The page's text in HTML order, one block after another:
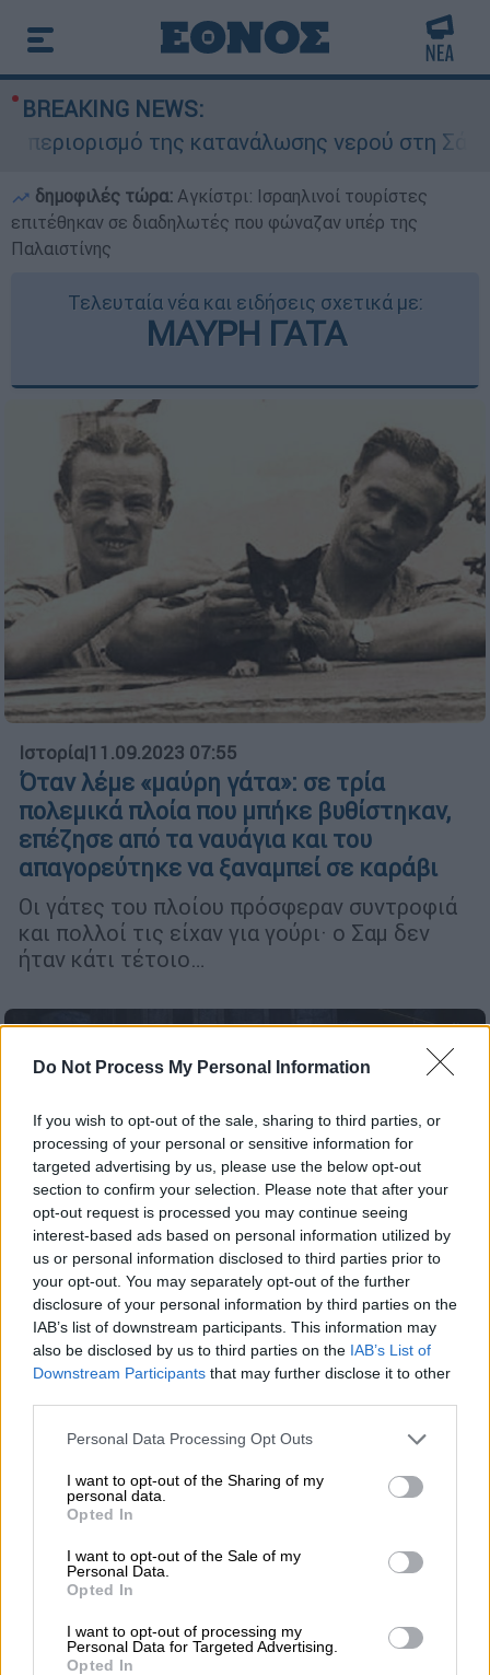
Do Not Process My Personal Information
If you wish to opt-out of the sale, sharing to third parties, or
processing of your personal or sensitive information for
targeted advertising by us, please use the below opt-out
section to confirm your selection. Please note that after your
opt-out request is processed you may continue seeing
interest-based ads based on personal information utilized by
us or personal information disclosed to third parties prior to
your opt-out. You may separately opt-out of the further
disclosure of your personal information by third parties on the
IAB’s list of downstream participants. This information may
also be disclosed by us to third parties on the IAB’s List of
Downstream Participants that may further disclose it to other
Please note that this website/app uses one or more Google
not limited to your visit or usage behaviour. You may click to
grant or deny consent to Google and its third-party tags to
use your data for below specified purposes in below Google
consent section.
Personal Data Processing Opt Outs
I want to opt-out of the Sharing of my
personal data.
Opted In
I want to opt-out of the Sale of my
Personal Data.
Opted In
I want to opt-out of processing my
Personal Data for Targeted Advertising.
Opted In
BREAKING NEWS:
της κατανάλωσης νερού στη Σάρτη
δημοφιλές τώρα: Αγκίστρι: Ισραηλινοί τουρίστες
επιτέθηκαν σε διαδηλωτές που φώναζαν υπέρ της
Παλαιστίνης
Τελευταία νέα και ειδήσεις σχετικά με:
ΜΑΥΡΗ ΓΑΤΑ
Ιστορία|11.09.2023 07:55
Όταν λέμε «μαύρη γάτα»: σε τρία
πολεμικά πλοία που μπήκε βυθίστηκαν,
επέζησε από τα ναυάγια και του
απαγορεύτηκε να ξαναμπεί σε καράβι
Οι γάτες του πλοίου πρόσφεραν συντροφιά
και πολλοί τις είχαν για γούρι· ο Σαμ δεν
ήταν κάτι τέτοιο…
Κόσμος06.02.2019 11:40
Η υποδοχή Αλέξη Τσίπρα στην Αγία
Σοφία από μαύρη γάτα (pics+vids)
Μια έκπληξη περίμενε τον Έλληνα
πρωθυπουργό και όσους τον συνόδευαν
όταν έφτασαν στην Αγία Σοφία
ΑΛΛΑ #TAGS
Αλέξης Τσίπρας
Β' Παγκόσμιος Πόλεμος
Ιστορία